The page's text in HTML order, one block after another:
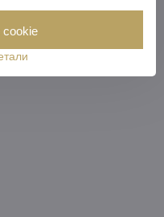
cookie